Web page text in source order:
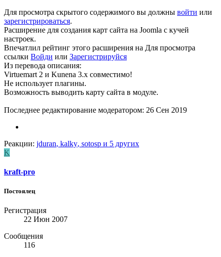
Для просмотра скрытого содержимого вы должны войти или
зарегистрироваться.
Расширение для создания карт сайта на Joomla с кучей
настроек.
Впечатлил рейтинг этого расширения на Для просмотра
ссылки Войди или Зарегистрируйся
Из перевода описания:
Virtuemart 2 и Kunena 3.x совместимо!
Не использует плагины.
Возможность выводить карту сайта в модуле.
Последнее редактирование модератором: 26 Сен 2019
Реакции: jduran, kalky, sotosp и 5 других
K
kraft-pro
Постоялец
Регистрация
22 Июн 2007
Сообщения
116